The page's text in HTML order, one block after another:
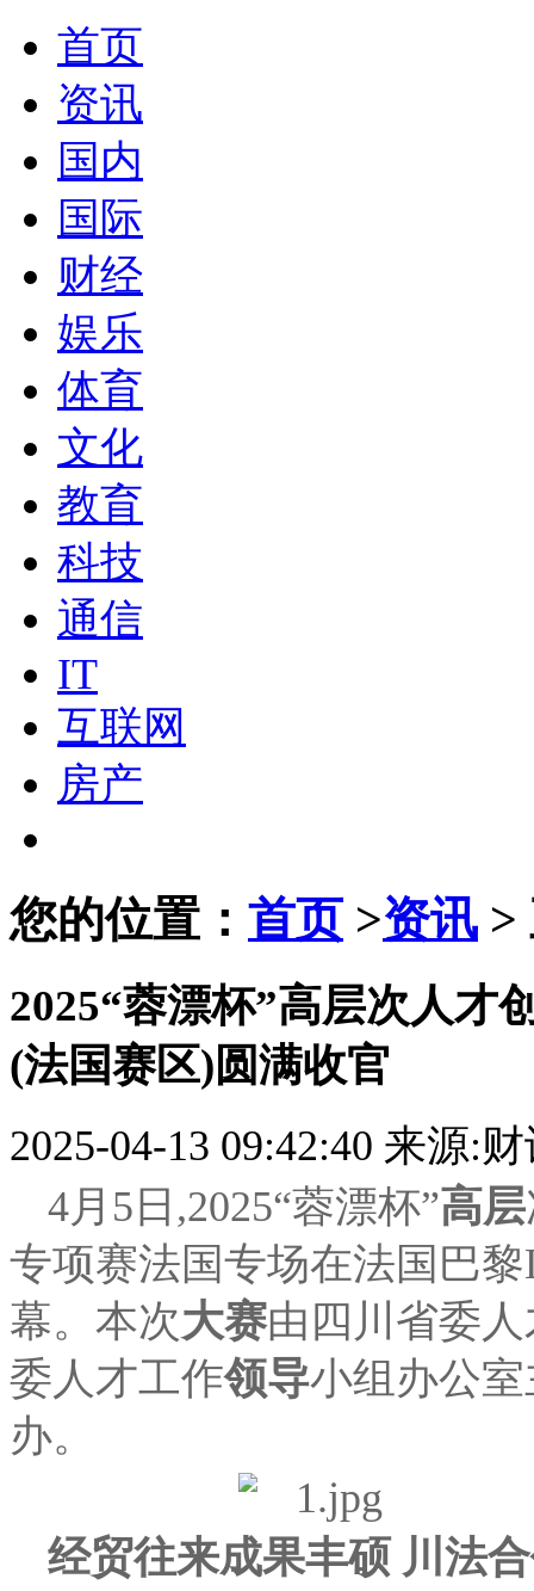
首页
资讯
国内
国际
财经
娱乐
体育
文化
教育
科技
通信
IT
互联网
房产
您的位置： 首页 >资讯 >
2025“蓉漂杯”高层次人才
(法国赛区)圆满收官
2025-04-13 09:42:40 来源:
4月5日,2025“蓉漂杯”高层
专项赛法国专场在法国巴黎
幕。本次大赛由四川省委
委人才工作领导小组办公
办。
经贸往来成果丰硕 川法